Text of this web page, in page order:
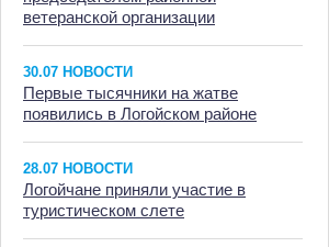
ветеранской организации
30.07 НОВОСТИ
Первые тысячники на жатве
появились в Логойском районе
28.07 НОВОСТИ
Логойчане приняли участие в
туристическом слете